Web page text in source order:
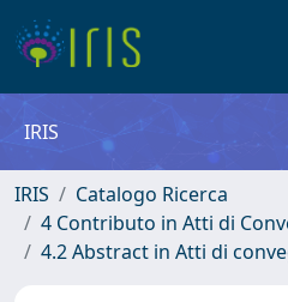
IRIS
IRIS
Catalogo Ricerca
4 Contributo in Atti di
4.2 Abstract in Atti di